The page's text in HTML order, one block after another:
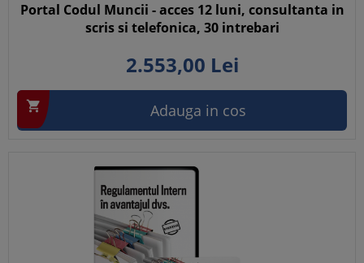
Portal Codul Muncii - acces 12 luni, consultanta in
scris si telefonica, 30 intrebari
2.553,00 Lei
 Adauga in cos